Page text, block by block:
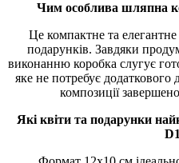
Чим особлива шляпна
Це компактне та
подарунків. Завдяки
виконанню коробка слугує
яке не потребує додаткового
композиції
Які квіти та подарунки